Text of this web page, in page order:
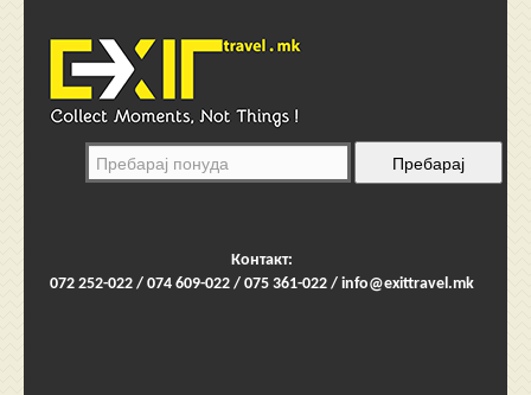
Контакт:
072 252-022 / 074 609-022 / 075 361-022 / info@exittravel.mk